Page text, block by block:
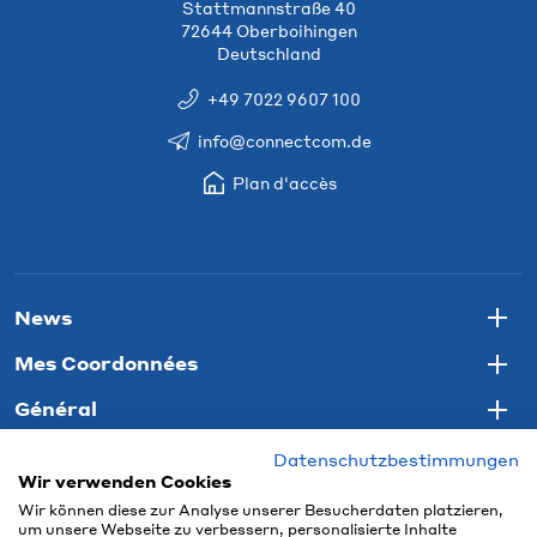
Stattmannstraße 40
72644 Oberboihingen
Deutschland
+49 7022 9607 100
info@connectcom.de
Plan d'accès
News
Mes Coordonnées
Général
Datenschutzbestimmungen
Wir verwenden Cookies
Wir können diese zur Analyse unserer Besucherdaten platzieren,
um unsere Webseite zu verbessern, personalisierte Inhalte